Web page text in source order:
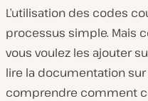
L’utilisation des codes
processus simple. Mais
vous voulez les ajouter
lire la documentation
comprendre comment